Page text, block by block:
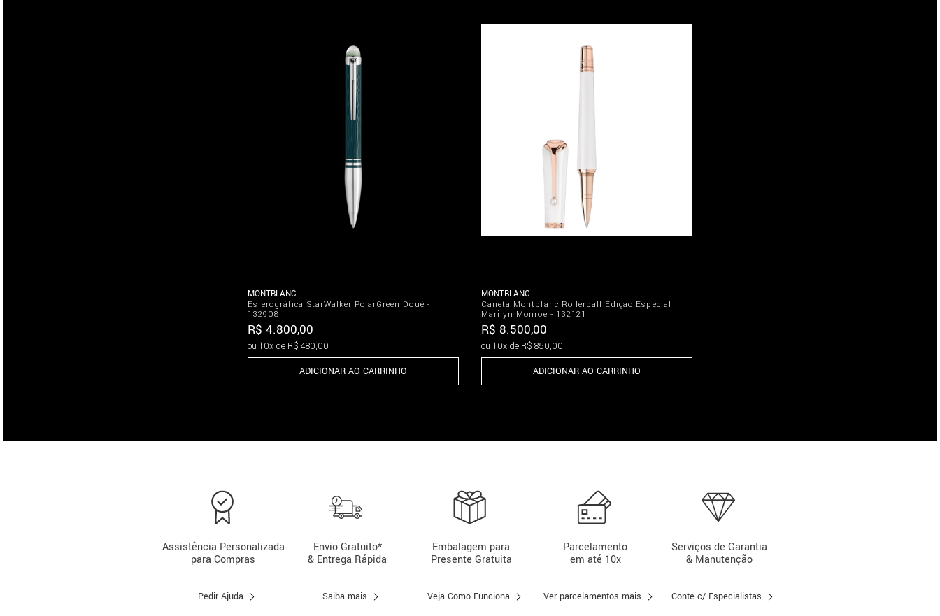
MONTBLANC
Esferográfica StarWalker PolarGreen Doué -
132908
R$ 4.800,00
ou 10x de R$ 480,00
ADICIONAR AO CARRINHO
MONTBLANC
Caneta Montblanc Rollerball Edição Especial
Marilyn Monroe - 132121
R$ 8.500,00
ou 10x de R$ 850,00
ADICIONAR AO CARRINHO
Assistência Personalizada
para Compras
Pedir Ajuda
Envio Gratuito*
& Entrega Rápida
Saiba mais
Embalagem para
Presente Gratuita
Veja Como Funciona
Parcelamento
em até 10x
Ver parcelamentos mais
Serviços de Garantia
& Manutenção
Conte c/ Especialistas